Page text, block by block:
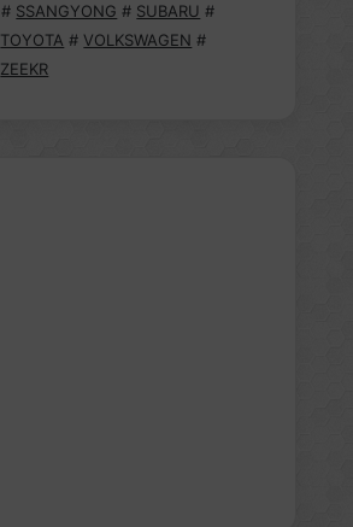
# SSANGYONG # SUBARU #
TOYOTA # VOLKSWAGEN #
ZEEKR